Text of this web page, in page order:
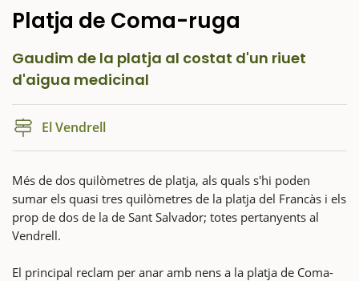
Platja de Coma-ruga
Gaudim de la platja al costat d'un riuet
d'aigua medicinal
El Vendrell
Més de dos quilòmetres de platja, als quals s'hi poden
sumar els quasi tres quilòmetres de la platja del Francàs i els
prop de dos de la de Sant Salvador; totes pertanyents al
Vendrell.
El principal reclam per anar amb nens a la platja de Coma-